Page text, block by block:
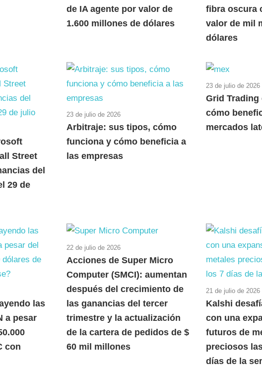
de IA agente por valor de
1.600 millones de dólares
fibra oscura
valor de mil
dólares
Street
del
29 de
23 de julio de 2026
Arbitraje: sus tipos, cómo
funciona y cómo beneficia a
las empresas
23 de julio de 2026
Grid Trading
cómo
mercados
las
a pesar
con
22 de julio de 2026
Acciones de Super Micro
Computer (SMCI): aumentan
después del crecimiento de
las ganancias del tercer
trimestre y la actualización
de la cartera de pedidos de $
60 mil millones
21 de julio de 2026
Kalshi
con una
futuros de
preciosos
días de la